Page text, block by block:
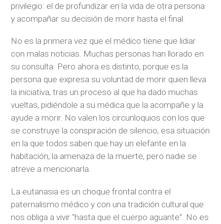
privilegio: el de profundizar en la vida de otra persona
y acompañar su decisión de morir hasta el final.
No es la primera vez que el médico tiene que lidiar
con malas noticias. Muchas personas han llorado en
su consulta. Pero ahora es distinto, porque es la
persona que expresa su voluntad de morir quien lleva
la iniciativa, tras un proceso al que ha dado muchas
vueltas, pidiéndole a su médica que la acompañe y la
ayude a morir. No valen los circunloquios con los que
se construye la conspiración de silencio, esa situación
en la que todos saben que hay un elefante en la
habitación, la amenaza de la muerte, pero nadie se
atreve a mencionarla.
La eutanasia es un choque frontal contra el
paternalismo médico y con una tradición cultural que
nos obliga a vivir “hasta que el cuerpo aguante”. No es